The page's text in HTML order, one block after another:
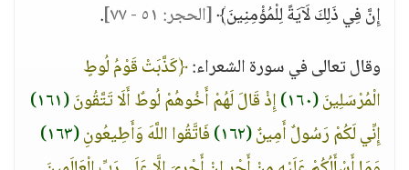
إِنَّ فِي ذَلِكَ لَآيَةً لِلْمُؤْمِنِينَ﴾[الحجر: ٥١ - ٧٧]
.
وقال تعالى في سورة الشعراء:﴿كَذَّبَتْ قَوْمُ لُوطٍ
الْمُرْسَلِينَ(١٦٠) إِذْ قَالَ لَهُمْ أَخُوهُمْ لُوطٌ أَلَا تَتَّقُونَ(١٦١)
إِنِّي لَكُمْ رَسُولٌ أَمِينٌ(١٦٢) فَاتَّقُوا اللَّهَ وَأَطِيعُونِ(١٦٣)